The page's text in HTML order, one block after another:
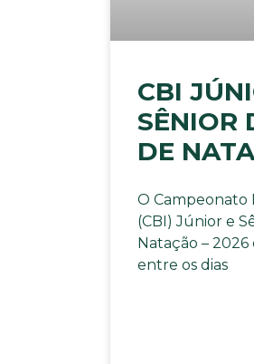
CBI
SÊNIOR
DE
O Campeonato
(CBI) Júnior e
Natação –
entre os dias